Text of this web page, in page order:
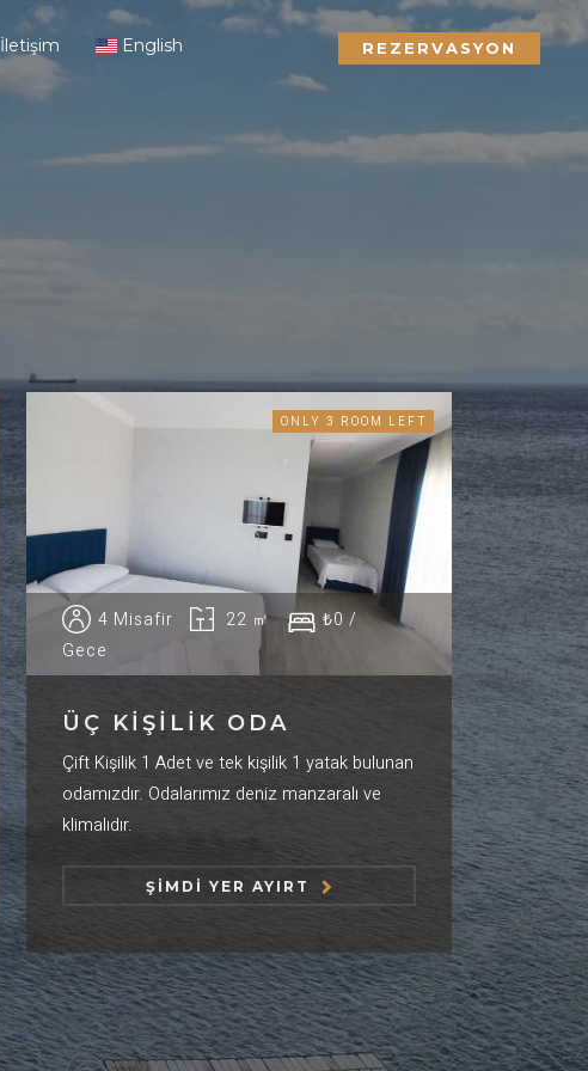
İletişim English REZERVASYON
ONLY 3 ROOM LEFT
4 Misafir 22 ㎡
₺0 /
Gece
ÜÇ KIŞILIK ODA
Çift Kişilik 1 Adet ve tek kişilik 1 yatak bulunan
odamızdır. Odalarımız deniz manzaralı ve
klimalıdır.
ŞIMDI YER AYIRT